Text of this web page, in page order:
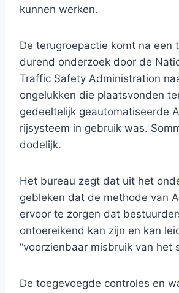
kunnen werken.
De terugroepactie komt na een
durend onderzoek door de
Traffic Safety Administration
ongelukken die plaatsvonden
gedeeltelijk geautomatiseerde
rijsysteem in gebruik was.
dodelijk.
Het bureau zegt dat uit het
gebleken dat de methode van
ervoor te zorgen dat
ontoereikend kan zijn en kan
“voorzienbaar misbruik van het
De toegevoegde controles en